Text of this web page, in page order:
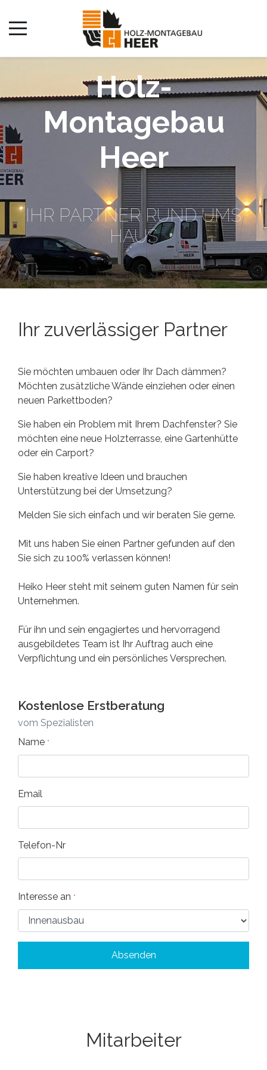
Holz-
Montagebau
Heer
IHR PARTNER RUND UMS
HAUS
Ihr zuverlässiger Partner
Sie möchten umbauen oder Ihr Dach dämmen?
Möchten zusätzliche Wände einziehen oder einen
neuen Parkettboden?
Sie haben ein Problem mit Ihrem Dachfenster? Sie
möchten eine neue Holzterrasse, eine Gartenhütte
oder ein Carport?
Sie haben kreative Ideen und brauchen
Unterstützung bei der Umsetzung?
Melden Sie sich einfach und wir beraten Sie gerne.
Mit uns haben Sie einen Partner gefunden auf den
Sie sich zu 100% verlassen können!
Heiko Heer steht mit seinem guten Namen für sein
Unternehmen.
Für ihn und sein engagiertes und hervorragend
ausgebildetes Team ist Ihr Auftrag auch eine
Verpflichtung und ein persönliches Versprechen.
Kostenlose Erstberatung
vom Spezialisten
Name *
Email
Telefon-Nr
Interesse an *
Absenden
Mitarbeiter